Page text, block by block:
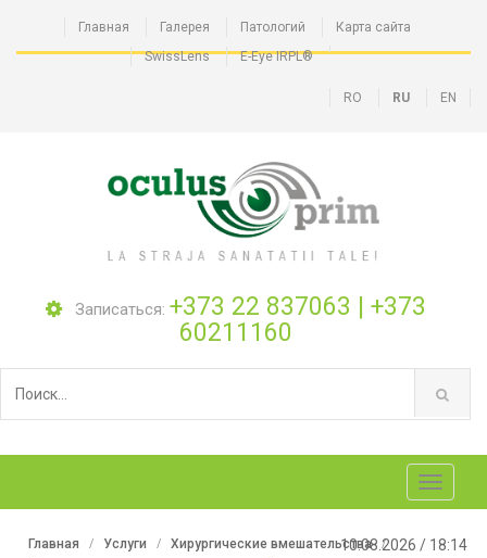
Главная Галерея Патологий
Карта сайта
SwissLens
E-Eye IRPL®
RO RU EN
Записаться: +373 22 837063 | +373
60211160
Toggle
Главная Услуги Хирургические вмешательства10.08.2026 / 18:14